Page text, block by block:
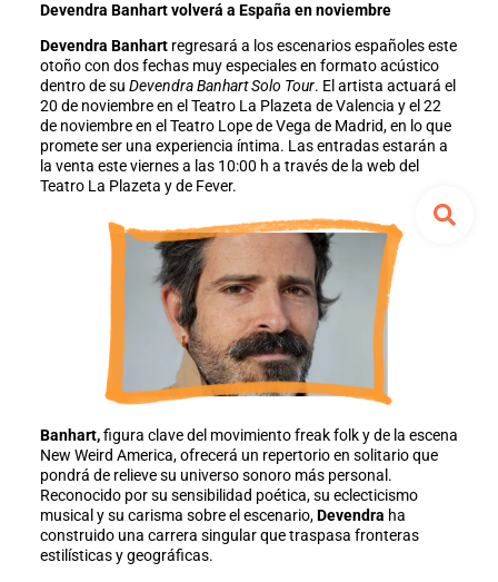
Devendra Banhart volverá a España en noviembre
Devendra Banhart regresará a los escenarios españoles este
otoño con dos fechas muy especiales en formato acústico
dentro de su Devendra Banhart Solo Tour. El artista actuará el
20 de noviembre en el Teatro La Plazeta de Valencia y el 22
de noviembre en el Teatro Lope de Vega de Madrid, en lo que
promete ser una experiencia íntima. Las entradas estarán a
la venta este viernes a las 10:00 h a través de la web del
Teatro La Plazeta y de Fever.
Banhart,figura clave del movimiento freak folk y de la escena
New Weird America, ofrecerá un repertorio en solitario que
pondrá de relieve su universo sonoro más personal.
Reconocido por su sensibilidad poética, su eclecticismo
musical y su carisma sobre el escenario, Devendra ha
construido una carrera singular que traspasa fronteras
estilísticas y geográficas.